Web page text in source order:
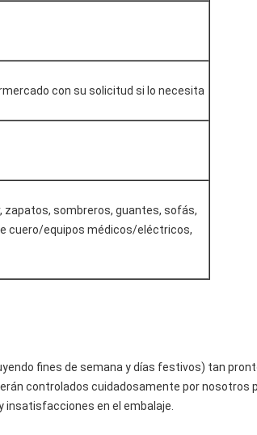
con su solicitud si lo necesita
zapatos, sombreros, guantes, sofás,
cuero/equipos médicos/eléctricos,
fines de semana y días festivos) tan
controlados cuidadosamente por nosotros
insatisfacciones en el embalaje.